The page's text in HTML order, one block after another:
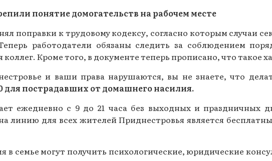
понятие домогательств на рабочем месте
поправки к трудовому кодексу, согласно которым случаи
работодатели обязаны следить за соблюдением
Кроме того, в документе теперь прописано, что такое
и ваши права нарушаются, вы не знаете, что
для пострадавших от домашнего насилия.
ежедневно с 9 до 21 часа без выходных и праздничных
линию для всех жителей Приднестровья является
в семье могут получить психологические, юридические